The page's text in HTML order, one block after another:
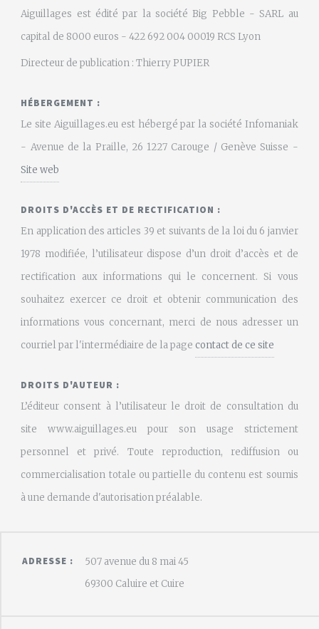
Aiguillages est édité par la société Big Pebble - SARL au
capital de 8000 euros - 422 692 004 00019 RCS Lyon
Directeur de publication : Thierry PUPIER
HÉBERGEMENT :
Le site Aiguillages.eu est hébergé par la société Infomaniak
- Avenue de la Praille, 26 1227 Carouge / Genève Suisse -
Site web
DROITS D'ACCÈS ET DE RECTIFICATION :
En application des articles 39 et suivants de la loi du 6 janvier
1978 modifiée, l’utilisateur dispose d’un droit d’accès et de
rectification aux informations qui le concernent. Si vous
souhaitez exercer ce droit et obtenir communication des
informations vous concernant, merci de nous adresser un
courriel par l'intermédiaire de la page contact de ce site
DROITS D'AUTEUR :
L’éditeur consent à l’utilisateur le droit de consultation du
site www.aiguillages.eu pour son usage strictement
personnel et privé. Toute reproduction, rediffusion ou
commercialisation totale ou partielle du contenu est soumis
à une demande d'autorisation préalable.
ADRESSE :
507 avenue du 8 mai 45
69300 Caluire et Cuire